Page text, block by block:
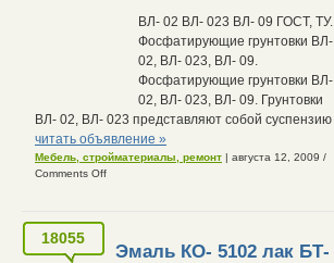
ВЛ- 02 ВЛ- 023 ВЛ- 09 ГОСТ, ТУ.
Фосфатирующие грунтовки ВЛ-
02, ВЛ- 023, ВЛ- 09.
Фосфатирующие грунтовки ВЛ-
02, ВЛ- 023, ВЛ- 09. Грунтовки
ВЛ- 02, ВЛ- 023 представляют собой суспензию
читать объявление »
Мебель, стройматериалы, ремонт | августа 12, 2009 /
Comments Off
18055
Эмаль КО- 5102 лак БТ-